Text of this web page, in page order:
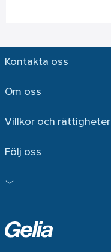
Kontakta oss
Om oss
Villkor och rättigheter
Följ oss